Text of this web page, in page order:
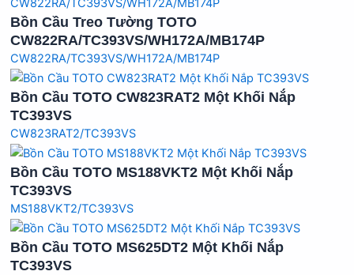
Bồn Cầu Treo Tường TOTO
CW822RA/TC393VS/WH172A/MB174P
CW822RA/TC393VS/WH172A/MB174P
Bồn Cầu TOTO CW823RAT2 Một Khối Nắp
TC393VS
CW823RAT2/TC393VS
Bồn Cầu TOTO MS188VKT2 Một Khối Nắp
TC393VS
MS188VKT2/TC393VS
Bồn Cầu TOTO MS625DT2 Một Khối Nắp
TC393VS